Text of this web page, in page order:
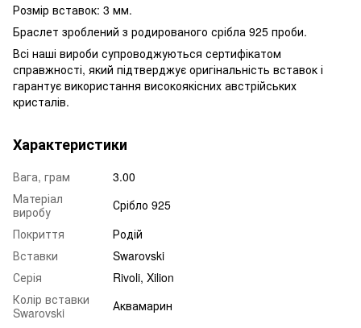
Розмір вставок: 3 мм.
Браслет зроблений з родированого срібла 925 проби.
Всі наші вироби супроводжуються сертифікатом
справжності, який підтверджує оригінальність вставок і
гарантує використання високоякісних австрійських
кристалів.
Характеристики
Вага, грам
3.00
Матеріал
виробу
Срібло 925
Покриття
Родій
Вставки
Swarovski
Серія
Rivoli, Xilion
Колір вставки
Swarovski
Аквамарин